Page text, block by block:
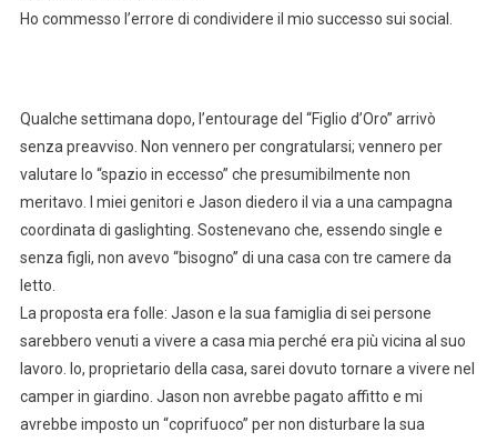
Ho commesso l’errore di condividere il mio successo sui social.
Qualche settimana dopo, l’entourage del “Figlio d’Oro” arrivò
senza preavviso. Non vennero per congratularsi; vennero per
valutare lo “spazio in eccesso” che presumibilmente non
meritavo. I miei genitori e Jason diedero il via a una campagna
coordinata di gaslighting. Sostenevano che, essendo single e
senza figli, non avevo “bisogno” di una casa con tre camere da
letto.
La proposta era folle: Jason e la sua famiglia di sei persone
sarebbero venuti a vivere a casa mia perché era più vicina al suo
lavoro. Io, proprietario della casa, sarei dovuto tornare a vivere nel
camper in giardino. Jason non avrebbe pagato affitto e mi
avrebbe imposto un “coprifuoco” per non disturbare la sua